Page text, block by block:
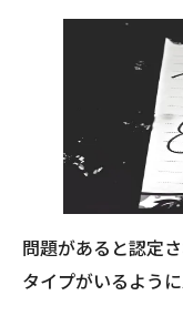
問題があると認定
タイプがいるように